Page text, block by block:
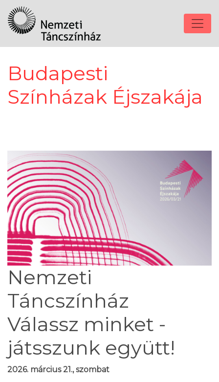
Budapesti
Színházak Éjszakája
Nemzeti
Táncszínház
Válassz minket -
játsszunk együtt!
2026. március 21., szombat